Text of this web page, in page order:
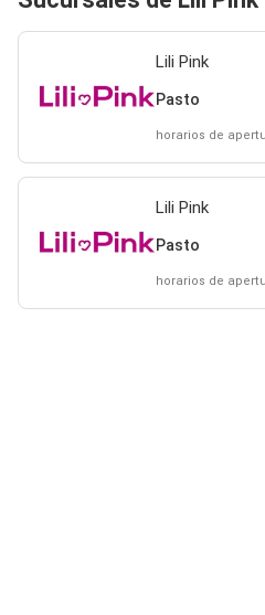
Lili Pink
Pasto
horarios de
Lili Pink
Pasto
horarios de